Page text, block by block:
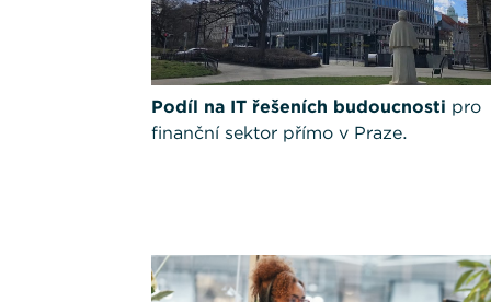
Podíl na IT řešeních budoucnosti pro
finanční sektor přímo v Praze.